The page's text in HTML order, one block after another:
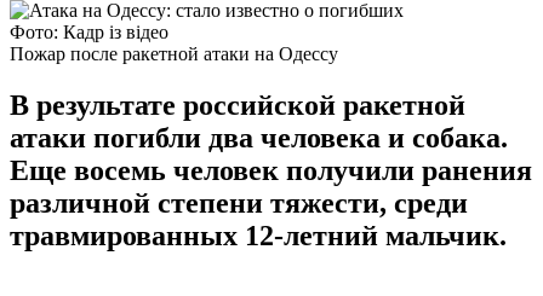
Фото: Кадр із відео
Пожар после ракетной атаки на Одессу
В результате российской ракетной
атаки погибли два человека и собака.
Еще восемь человек получили ранения
различной степени тяжести, среди
травмированных 12-летний мальчик.